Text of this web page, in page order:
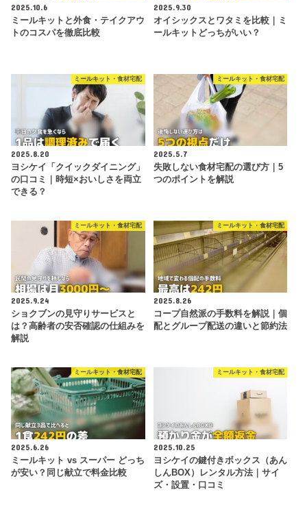
2025.10.6
ミールキットと外食・テイクアウ
トのコスパを徹底比較
2025.9.30
オイシックスとワタミを比較｜ミ
ールキットどっちがいい？
ミールキット・食材宅配
2025.8.20
ヨシケイ「クイックダイニング」
の口コミ｜時短×おいしさを両立
できる？
ミールキット・食材宅配
2025.5.7
失敗しない食材宅配の選び方｜5
つのポイントを解説
ミールキット・食材宅配
2025.9.24
ショクブンの見守りサービスと
は？高齢者の安否確認の仕組みを
解説
ミールキット・食材宅配
2025.8.26
コープ自然派の手数料を解説｜個
配とグループ配送の違いと節約法
ミールキット・食材宅配
2025.6.26
ミールキット vs スーパー どっち
が安い？同じ献立で料金比較
ミールキット・食材宅配
2025.10.25
ヨシケイの鍵付きボックス（あん
しんBOX）レンタル方法｜サイ
ズ・設置・口コミ